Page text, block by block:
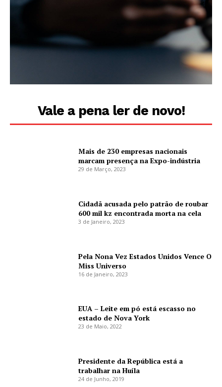
Vale a pena ler de novo!
Mais de 230 empresas nacionais
marcam presença na Expo-indústria
29 de Março, 2023
Cidadã acusada pelo patrão de roubar
600 mil kz encontrada morta na cela
3 de Janeiro, 2023
Pela Nona Vez Estados Unidos Vence O
Miss Universo
16 de Janeiro, 2023
EUA – Leite em pó está escasso no
estado de Nova York
23 de Maio, 2022
Presidente da República está a
trabalhar na Huíla
24 de Junho, 2019